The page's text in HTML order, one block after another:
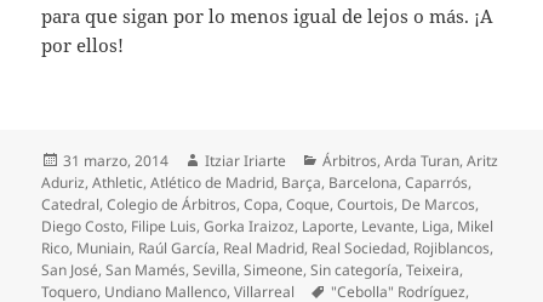
para que sigan por lo menos igual de lejos o más. ¡A
por ellos!
Publicado
el
31 marzo, 2014 Autor
Itziar Iriarte Categorías
Árbitros,Arda Turan,Aritz
Aduriz,Athletic,Atlético de Madrid, Barça, Barcelona,Caparrós,
Catedral,Colegio de Árbitros,Copa,Coque,Courtois, De Marcos,
Diego Costo, Filipe Luis,Gorka Iraizoz, Laporte, Levante, Liga, Mikel
Rico, Muniain, Raúl García, Real Madrid, Real Sociedad, Rojiblancos,
San José,San Mamés,Sevilla,Simeone,Sin categoría,Teixeira,
Toquero, Undiano Mallenco,Villarreal Etiquetas
"Cebolla" Rodríguez,